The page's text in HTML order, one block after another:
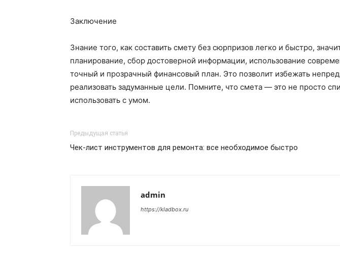
Заключение
Знание того, как составить смету без сюрпризов легко и быстро,
планирование, сбор достоверной информации, использование
точный и прозрачный финансовый план. Это позволит избежать
реализовать задуманные цели. Помните, что смета — это не просто
использовать с умом.
Предыдущая статья
Чек-лист инструментов для ремонта: все необходимое быстро
admin
https://kladbox.ru